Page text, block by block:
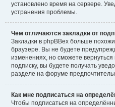
установлено время на сервере.
устранения проблемы.
Чем отличаются закладки от
Закладки в phpBBex больше
браузере. Вы не будете
изменениях, но сможете
подписку, вы будете получать
разделе на форуме
Как мне подписаться на
Чтобы подписаться на